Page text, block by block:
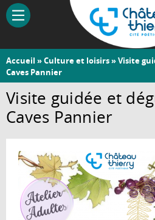
Aller
contenu
Thierry
Vous
êtes
ici
Accueil »Culture et loisirs» Visite
Caves Pannier
Visite guidée et
Caves Pannier